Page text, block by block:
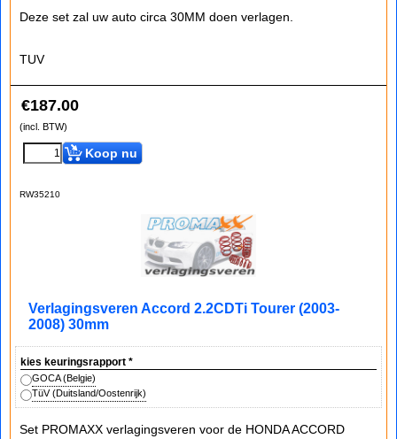
Deze set zal uw auto circa 30MM doen verlagen.
TUV
€187.00
(incl. BTW)
Koop nu
RW35210
Verlagingsveren Accord 2.2CDTi Tourer (2003-
2008) 30mm
kies keuringsrapport *
GOCA (Belgie)
TüV (Duitsland/Oostenrijk)
Set PROMAXX verlagingsveren voor de HONDA ACCORD